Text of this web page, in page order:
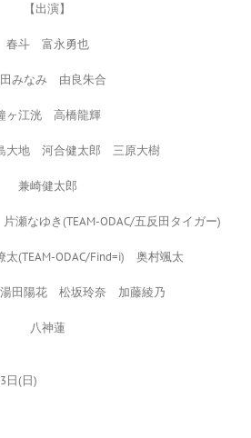
【出演】
春斗 富永勇也
みなみ 由良朱合
ヶ江洸 高橋龍輝
大地 河合健太郎 三原大樹
兼崎健太郎
なゆき(TEAM-ODAC/五反田タイガー)
(TEAM-ODAC/Find=i) 奥村颯太
田陽花 松坂玲奈 加藤綾乃
八神蓮
日(日)